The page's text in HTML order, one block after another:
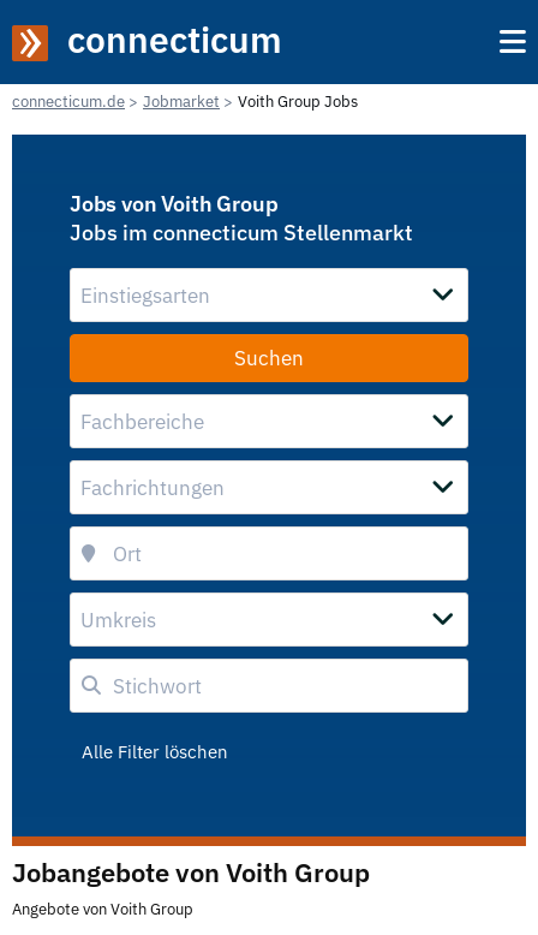
connecticum
connecticum.de Jobmarket Voith Group Jobs
Jobs von Voith Group
Jobs im connecticum Stellenmarkt
Einstiegsarten
Fachbereiche
Fachrichtungen
Umkreis
Alle Filter löschen
Jobangebote von Voith Group
Angebote von Voith Group